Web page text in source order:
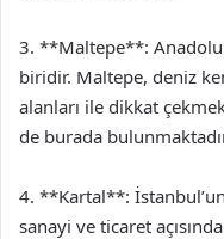
3. **Maltepe**: Anadolu
biridir. Maltepe, deniz
alanları ile dikkat
de burada
4. **Kartal**:
sanayi ve ticaret